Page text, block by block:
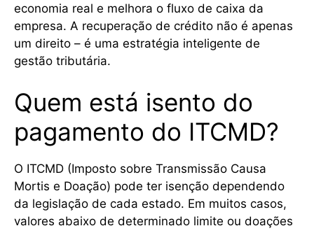
economia real e melhora o fluxo de caixa da
empresa. A recuperação de crédito não é apenas
um direito – é uma estratégia inteligente de
gestão tributária.
Quem está isento do
pagamento do ITCMD?
O ITCMD (Imposto sobre Transmissão Causa
Mortis e Doação) pode ter isenção dependendo
da legislação de cada estado. Em muitos casos,
valores abaixo de determinado limite ou doações